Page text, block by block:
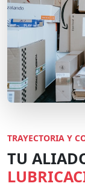
TRAYECTORIA Y
TU